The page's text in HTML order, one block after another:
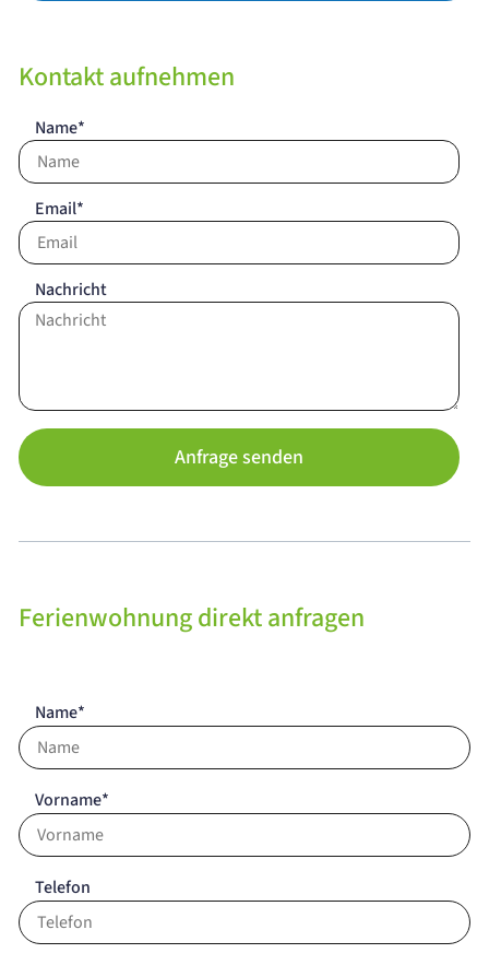
Kontakt aufnehmen
Name*
Email*
Nachricht
Anfrage senden
Ferienwohnung direkt anfragen
Name*
Vorname*
Telefon